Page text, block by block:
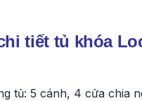
tiết tủ khóa
tủ: 5 cánh, 4 cửa chia